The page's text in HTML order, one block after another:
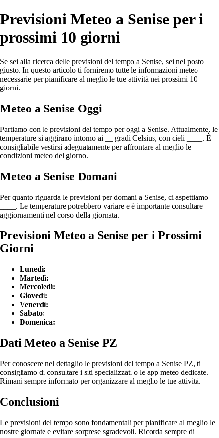
Previsioni Meteo a Senise per i
prossimi 10 giorni
Se sei alla ricerca delle previsioni del tempo a Senise, sei nel posto
giusto. In questo articolo ti forniremo tutte le informazioni meteo
necessarie per pianificare al meglio le tue attività nei prossimi 10
giorni.
Meteo a Senise Oggi
Partiamo con le previsioni del tempo per oggi a Senise. Attualmente, le
temperature si aggirano intorno ai __ gradi Celsius, con cieli ____. È
consigliabile vestirsi adeguatamente per affrontare al meglio le
condizioni meteo del giorno.
Meteo a Senise Domani
Per quanto riguarda le previsioni per domani a Senise, ci aspettiamo
____. Le temperature potrebbero variare e è importante consultare
aggiornamenti nel corso della giornata.
Previsioni Meteo a Senise per i Prossimi
Giorni
Lunedì:
Martedì:
Mercoledì:
Giovedì:
Venerdì:
Sabato:
Domenica:
Dati Meteo a Senise PZ
Per conoscere nel dettaglio le previsioni del tempo a Senise PZ, ti
consigliamo di consultare i siti specializzati o le app meteo dedicate.
Rimani sempre informato per organizzare al meglio le tue attività.
Conclusioni
Le previsioni del tempo sono fondamentali per pianificare al meglio le
nostre giornate e evitare sorprese sgradevoli. Ricorda sempre di